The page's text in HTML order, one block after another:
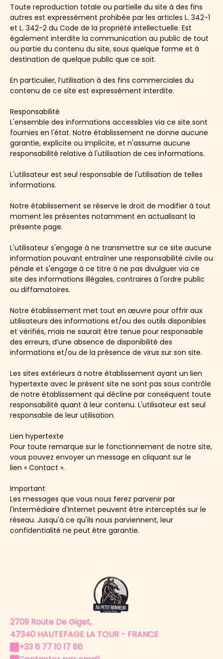
Toute reproduction totale ou partielle du site à des fins
autres est expressément prohibée par les articles L. 342-1
et L. 342-2 du Code de la propriété intellectuelle. Est
également interdite la communication au public de tout
ou partie du contenu du site, sous quelque forme et à
destination de quelque public que ce soit.
En particulier, l’utilisation à des fins commerciales du
contenu de ce site est expressément interdite.
Responsabilité
L'ensemble des informations accessibles via ce site sont
fournies en l'état. Notre établissement ne donne aucune
garantie, explicite ou implicite, et n'assume aucune
responsabilité relative à l'utilisation de ces informations.
L'utilisateur est seul responsable de l'utilisation de telles
informations.
Notre établissement se réserve le droit de modifier à tout
moment les présentes notamment en actualisant la
présente page.
L'utilisateur s'engage à ne transmettre sur ce site aucune
information pouvant entraîner une responsabilité civile ou
pénale et s'engage à ce titre à ne pas divulguer via ce
site des informations illégales, contraires à l'ordre public
ou diffamatoires.
Notre établissement met tout en œuvre pour offrir aux
utilisateurs des informations et/ou des outils disponibles
et vérifiés, mais ne saurait être tenue pour responsable
des erreurs, d’une absence de disponibilité des
informations et/ou de la présence de virus sur son site.
Les sites extérieurs à notre établissement ayant un lien
hypertexte avec le présent site ne sont pas sous contrôle
de notre établissement qui décline par conséquent toute
responsabilité quant à leur contenu. L'utilisateur est seul
responsable de leur utilisation.
Lien hypertexte
Pour toute remarque sur le fonctionnement de notre site,
vous pouvez envoyer un message en cliquant sur le
lien « Contact ».
Important
Les messages que vous nous ferez parvenir par
l'intermédiaire d'Internet peuvent être interceptés sur le
réseau. Jusqu'à ce qu'ils nous parviennent, leur
confidentialité ne peut être garantie.
2709 Route De Giget,
47340 HAUTEFAGE LA TOUR - FRANCE
+33 6 77 10 17 86